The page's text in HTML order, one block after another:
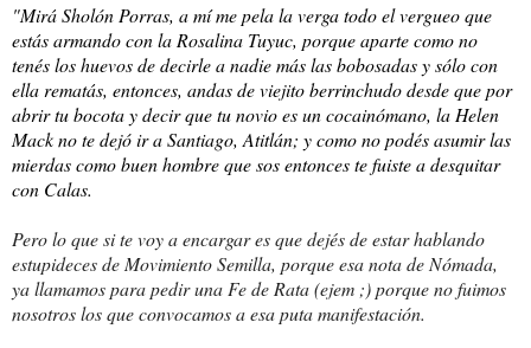
"Mirá Sholón Porras, a mí me pela la verga todo el vergueo que
estás armando con la Rosalina Tuyuc, porque aparte como no
tenés los huevos de decirle a nadie más las bobosadas y sólo con
ella rematás, entonces, andas de viejito berrinchudo desde que por
abrir tu bocota y decir que tu novio es un cocainómano, la Helen
Mack no te dejó ir a Santiago, Atitlán; y como no podés asumir las
mierdas como buen hombre que sos entonces te fuiste a desquitar
con Calas.
Pero lo que si te voy a encargar es que dejés de estar hablando
estupideces de Movimiento Semilla, porque esa nota de Nómada,
ya llamamos para pedir una Fe de Rata (ejem ;) porque no fuimos
nosotros los que convocamos a esa puta manifestación.